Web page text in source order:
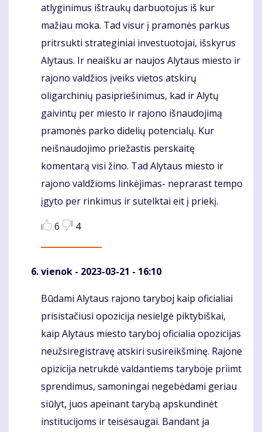
atlyginimus ištraukų darbuotojus iš kur
mažiau moka. Tad visur į pramonės parkus
pritrsukti strateginiai investuotojai, išskyrus
Alytaus. Ir neaišku ar naujos Alytaus miesto ir
rajono valdžios įveiks vietos atskirų
oligarchinių pasipriešinimus, kad ir Alytų
gaivintų per miesto ir rajono išnaudojimą
pramonės parko didelių potencialų. Kur
neišnaudojimo priežastis perskaitę
komentarą visi žino. Tad Alytaus miesto ir
rajono valdžioms linkėjimas- neprarast tempo
įgyto per rinkimus ir sutelktai eit į priekį.
6
4
vienok - 2023-03-21 - 16:10
Komentaras
Būdami Alytaus rajono taryboj kaip oficialiai
prisistačiusi opozicija nesielgė piktybiškai,
kaip Alytaus miesto taryboj oficialia opozicijas
neužsiregistravę atskiri susireikšminę. Rajone
opizicija netrukdė valdantiems taryboje priimt
sprendimus, samoningai negebėdami geriau
siūlyt, juos apeinant tarybą apskundinėt
institucijoms ir teisėsaugai. Bandant ja